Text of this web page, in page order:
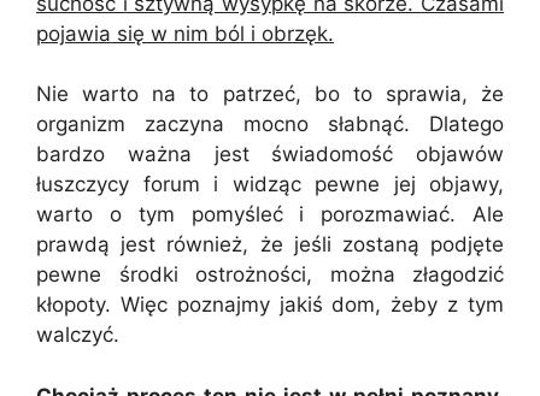
pojawia się w nim ból i obrzęk.
Nie warto na to patrzeć, bo to sprawia, że
organizm zaczyna mocno słabnąć. Dlatego
bardzo ważna jest świadomość objawów
łuszczycy forum i widząc pewne jej objawy,
warto o tym pomyśleć i porozmawiać. Ale
prawdą jest również, że jeśli zostaną podjęte
pewne środki ostrożności, można złagodzić
kłopoty. Więc poznajmy jakiś dom, żeby z tym
walczyć.